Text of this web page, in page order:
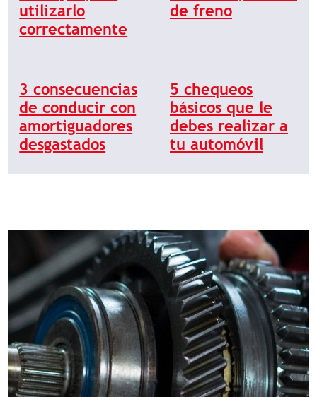
utilizarlo
correctamente
de freno
3 consecuencias
de conducir con
amortiguadores
desgastados
5 chequeos
básicos que le
debes realizar a
tu automóvil